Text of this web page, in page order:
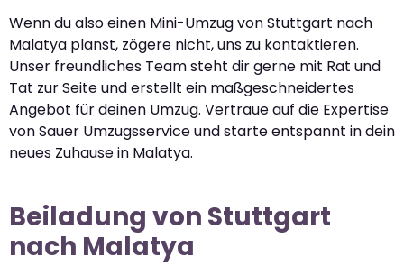
Wenn du also einen Mini-Umzug von Stuttgart nach
Malatya planst, zögere nicht, uns zu kontaktieren.
Unser freundliches Team steht dir gerne mit Rat und
Tat zur Seite und erstellt ein maßgeschneidertes
Angebot für deinen Umzug. Vertraue auf die Expertise
von Sauer Umzugsservice und starte entspannt in dein
neues Zuhause in Malatya.
Beiladung von Stuttgart
nach Malatya